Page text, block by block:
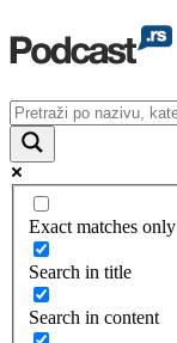
Exact matches only
Search in title
Search in content